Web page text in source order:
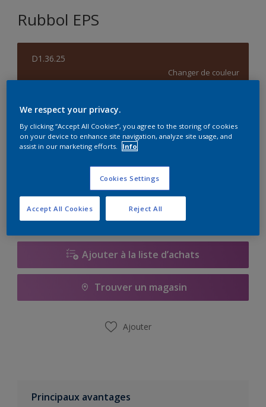
Rubbol EPS
D1.36.25
Changer de couleur
Format
1L 5L
Ajouter à la liste d’achats
Trouver un magasin
Ajouter
Principaux avantages
We respect your privacy.
By clicking “Accept All Cookies”, you agree to the storing of cookies
on your device to enhance site navigation, analyze site usage, and
assist in our marketing efforts.
Info
Cookies Settings
Reject All
Accept All Cookies